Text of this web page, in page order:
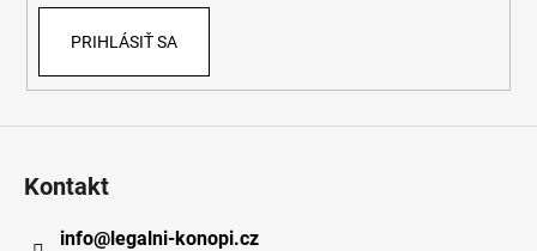
PRIHLÁSIŤ SA
Kontakt
info@legalni-konopi.cz